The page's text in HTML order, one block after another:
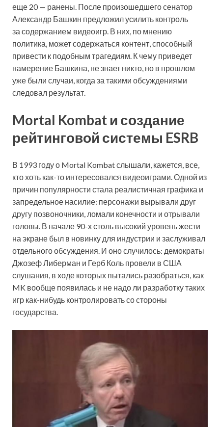
еще 20 — ранены. После произошедшего сенатор
Александр Башкин предложил усилить контроль
за содержанием видеоигр. В них, по мнению
политика, может содержаться контент, способный
привести к подобным трагедиям. К чему приведет
намерение Башкина, не знает никто, но в прошлом
уже были случаи, когда за такими обсуждениями
следовал результат.
Mortal Kombat и создание
рейтинговой системы ESRB
В 1993 году о Mortal Kombat слышали, кажется, все,
кто хоть как-то интересовался видеоиграми. Одной из
причин популярности стала реалистичная графика и
запредельное насилие: персонажи вырывали друг
другу позвоночники, ломали конечности и отрывали
головы. В начале 90-х столь высокий уровень жести
на экране был в новинку для индустрии и заслуживал
отдельного обсуждения. И оно случилось: демократы
Джозеф Либерман и Герб Коль провели в США
слушания, в ходе которых пытались разобраться, как
MK вообще появилась и не надо ли разработку таких
игр как-нибудь контролировать со стороны
государства.